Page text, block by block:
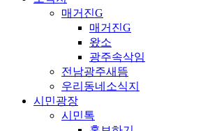
매거진G
매거진G
왔소
광주속삭임
전남광주새뜸
우리동네소식지
시민광장
시민톡